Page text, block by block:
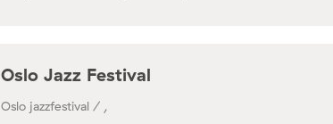
Oslo Jazz Festival
Oslo jazzfestival / ,